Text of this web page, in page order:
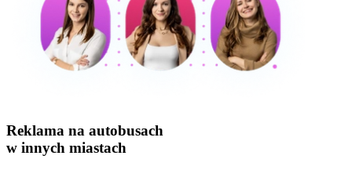
Reklama na autobusach
w innych miastach